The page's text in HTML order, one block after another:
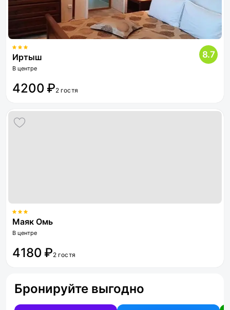
Иртыш
В центре
8.7
4200 ₽2 гостя
Маяк Омь
В центре
4180 ₽2 гостя
Бронируйте выгодно